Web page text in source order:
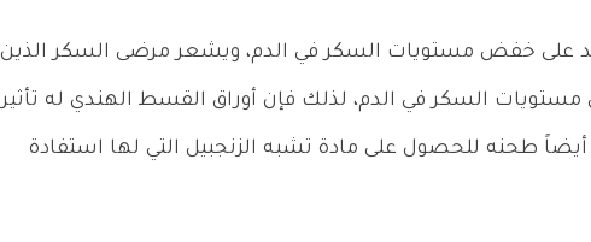
على خفض مستويات السكر في الدم، ويشعر مرضى السكر الذين
مستويات السكر في الدم، لذلك فإن أوراق القسط الهندي له تأثير
طحنه للحصول على مادة تشبه الزنجبيل التي لها استفادة